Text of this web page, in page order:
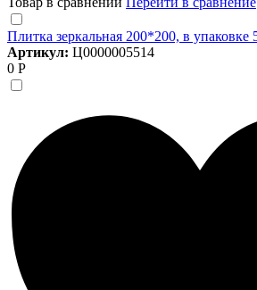
Плитка зеркальная 200*200, в упаковке
Артикул: Ц0000005514
0 Р